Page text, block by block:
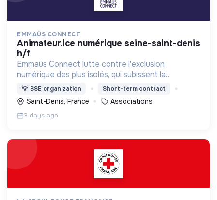
EMMAÜS CONNECT
animateur.ice numérique seine-saint-denis
h/f
Emmaüs Connect lutte contre l'exclusion
numérique des plus isolés, qui subissent la
dématérialisation de la plupart des services du
quotidien.
💡 SSE organization Short-term contract
Saint-Denis, France Associations
3 days ago